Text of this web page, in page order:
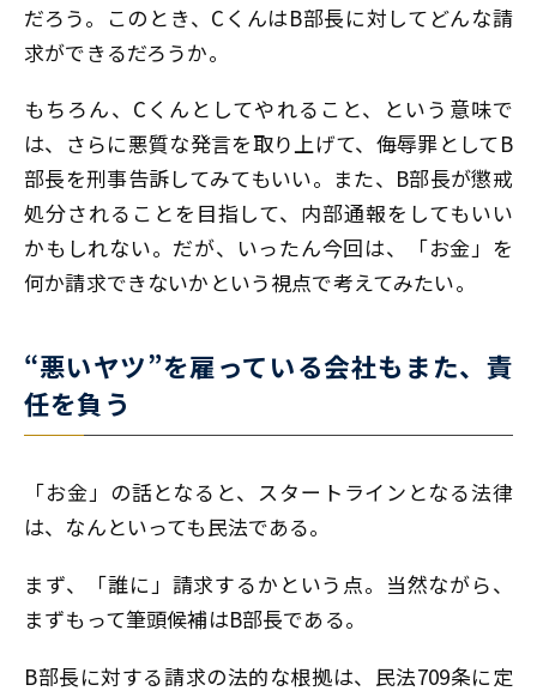
だろう。このとき、CくんはB部長に対してどんな請
求ができるだろうか。
もちろん、Cくんとしてやれること、という意味で
は、さらに悪質な発言を取り上げて、侮辱罪としてB
部長を刑事告訴してみてもいい。また、B部長が懲戒
処分されることを目指して、内部通報をしてもいい
かもしれない。だが、いったん今回は、「お金」を
何か請求できないかという視点で考えてみたい。
“悪いヤツ”を雇っている会社もまた、責
任を負う
「お金」の話となると、スタートラインとなる法律
は、なんといっても民法である。
まず、「誰に」請求するかという点。当然ながら、
まずもって筆頭候補はB部長である。
B部長に対する請求の法的な根拠は、民法709条に定